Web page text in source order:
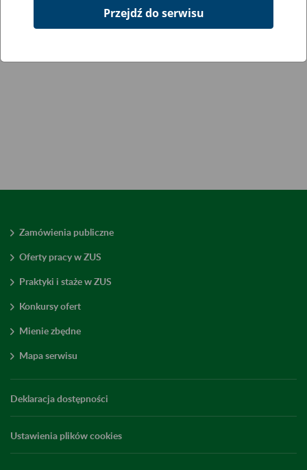
Zamówienia publiczne
Oferty pracy w ZUS
Praktyki i staże w ZUS
Konkursy ofert
Mienie zbędne
Mapa serwisu
Deklaracja dostępności
Ustawienia plików cookies
Przejdź do serwisu